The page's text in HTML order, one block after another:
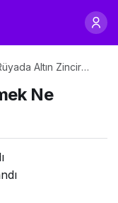
Altın Zincir
Ne
Paylaş